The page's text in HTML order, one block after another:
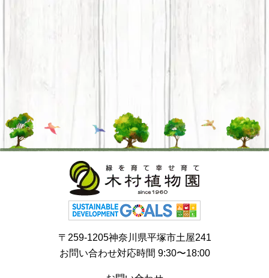
〒259-1205神奈川県平塚市土屋241
お問い合わせ対応時間 9:30〜18:00